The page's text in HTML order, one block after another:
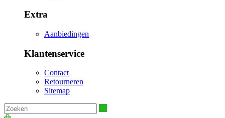
Extra
Aanbiedingen
Klantenservice
Contact
Retourneren
Sitemap